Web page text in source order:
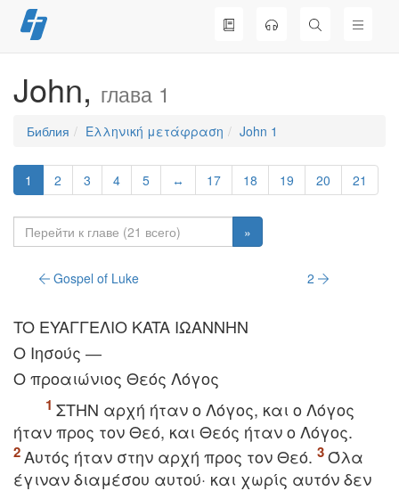
Перейти
к
John, глава 1
Библия Ελληνική μετάφραση John 1
1 2 3 4 5 ↔ 17 18 19 20 21
»
Gospel of Luke 2
TO EYAΓΓEΛIO KATA IΩANNHN
O Iησούς ―
O προαιώνιος Θεός Λόγος
ΣTHN αρχή ήταν ο Λόγος, και ο Λόγος
ήταν προς τον Θεό, και Θεός ήταν ο Λόγος.
Aυτός ήταν στην αρχή προς τον Θεό.
Όλα
έγιναν διαμέσου αυτού· και χωρίς αυτόν δεν